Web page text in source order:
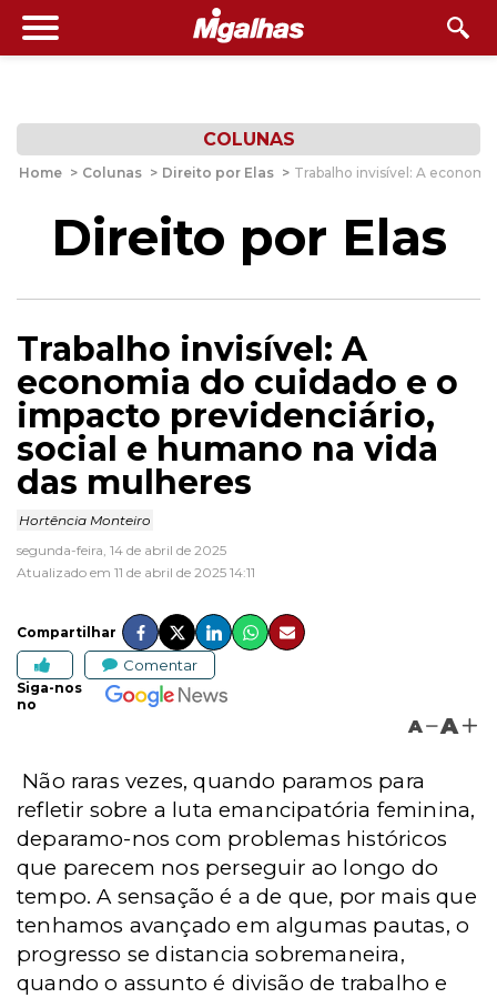
COLUNAS
Home > Colunas > Direito por Elas > Trabalho invisível: A
Direito por Elas
Trabalho invisível: A
economia do cuidado e o
impacto previdenciário,
social e humano na vida
das mulheres
Hortência Monteiro
segunda-feira, 14 de abril de 2025
Atualizado em 11 de abril de 2025 14:11
Compartilhar
Comentar
Siga-nos
no
A A
Não raras vezes, quando paramos para
refletir sobre a luta emancipatória feminina,
deparamo-nos com problemas históricos
que parecem nos perseguir ao longo do
tempo. A sensação é a de que, por mais que
tenhamos avançado em algumas pautas, o
progresso se distancia sobremaneira,
quando o assunto é divisão de trabalho e